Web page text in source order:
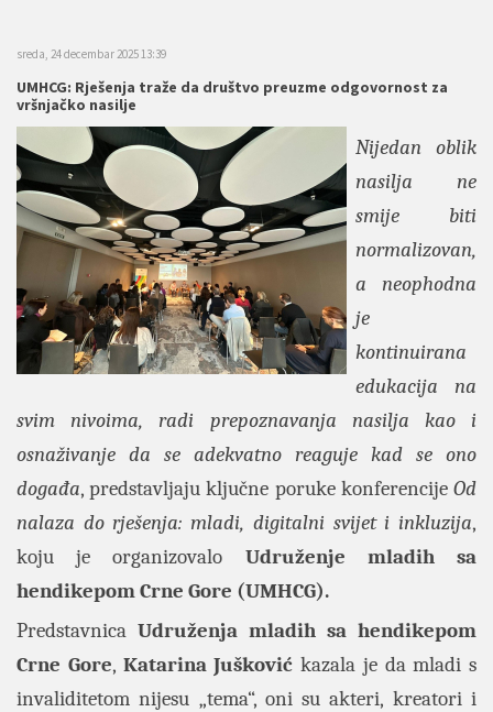
sreda, 24 decembar 2025 13:39
UMHCG: Rješenja traže da društvo preuzme odgovornost za
vršnjačko nasilje
Nijedan oblik
nasilja ne
smije biti
normalizovan,
a neophodna
je
kontinuirana
edukacija na
svim nivoima, radi prepoznavanja nasilja kao i
osnaživanje da se adekvatno reaguje kad se ono
događa, predstavljaju ključne poruke konferencije Od
nalaza do rješenja: mladi, digitalni svijet i inkluzija,
koju je organizovalo Udruženje mladih sa
hendikepom Crne Gore (UMHCG).
Predstavnica Udruženja mladih sa hendikepom
Crne Gore, Katarina Jušković kazala je da mladi s
invaliditetom nijesu „tema“, oni su akteri, kreatori i